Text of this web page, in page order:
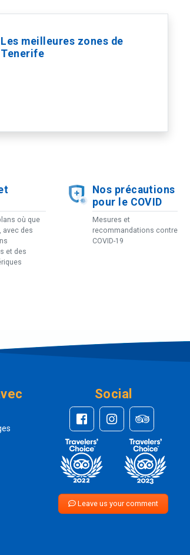
Les meilleures zones de
Tenerife
où que
avec des
et des
Nos précautions
pour le COVID
Mesures et
recommandations contre
COVID-19
Social
Leave us your comment